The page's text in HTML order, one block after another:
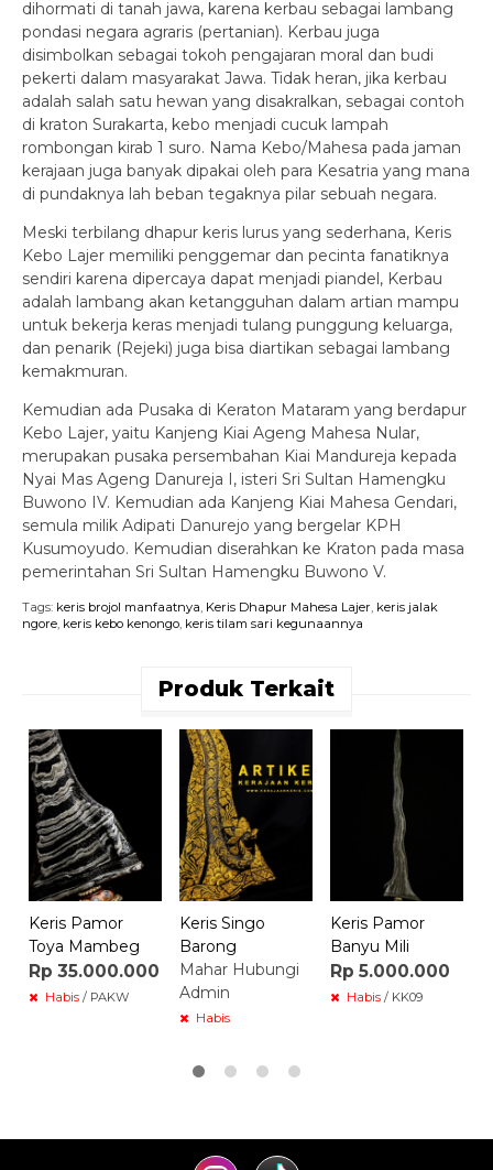
dihormati di tanah jawa, karena kerbau sebagai lambang
pondasi negara agraris (pertanian). Kerbau juga
disimbolkan sebagai tokoh pengajaran moral dan budi
pekerti dalam masyarakat Jawa. Tidak heran, jika kerbau
adalah salah satu hewan yang disakralkan, sebagai contoh
di kraton Surakarta, kebo menjadi cucuk lampah
rombongan kirab 1 suro. Nama Kebo/Mahesa pada jaman
kerajaan juga banyak dipakai oleh para Kesatria yang mana
di pundaknya lah beban tegaknya pilar sebuah negara.
Meski terbilang dhapur keris lurus yang sederhana, Keris
Kebo Lajer memiliki penggemar dan pecinta fanatiknya
sendiri karena dipercaya dapat menjadi piandel, Kerbau
adalah lambang akan ketangguhan dalam artian mampu
untuk bekerja keras menjadi tulang punggung keluarga,
dan penarik (Rejeki) juga bisa diartikan sebagai lambang
kemakmuran.
Kemudian ada Pusaka di Keraton Mataram yang berdapur
Kebo Lajer, yaitu Kanjeng Kiai Ageng Mahesa Nular,
merupakan pusaka persembahan Kiai Mandureja kepada
Nyai Mas Ageng Danureja I, isteri Sri Sultan Hamengku
Buwono IV. Kemudian ada Kanjeng Kiai Mahesa Gendari,
semula milik Adipati Danurejo yang bergelar KPH
Kusumoyudo. Kemudian diserahkan ke Kraton pada masa
pemerintahan Sri Sultan Hamengku Buwono V.
Tags: keris brojol manfaatnya, Keris Dhapur Mahesa Lajer, keris jalak
ngore, keris kebo kenongo, keris tilam sari kegunaannya
Produk Terkait
Keris Pamor
Toya Mambeg
Rp 35.000.000
Habis / PAKW
Keris Singo
Barong
Mahar Hubungi
Admin
Habis
Keris Pamor
Banyu Mili
Rp 5.000.000
Habis / KK09